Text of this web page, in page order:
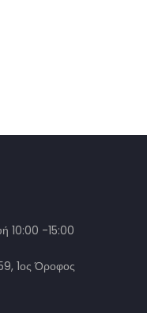
10:00 -15:00
1ος Όροφος